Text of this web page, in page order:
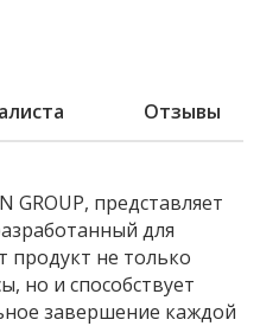
Отзывы
представляет
для
продукт не только
но и способствует
завершение каждой